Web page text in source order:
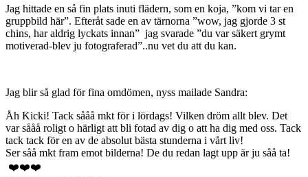
Jag hittade en så fin plats inuti flädern, som en koja, ”kom vi tar en
gruppbild här”. Efteråt sade en av tärnorna ”wow, jag gjorde 3 st
chins, har aldrig lyckats innan” jag svarade ”du var säkert grymt
motiverad-blev ju fotograferad”..nu vet du att du kan.
Jag blir så glad för fina omdömen, nyss mailade Sandra:
Åh Kicki! Tack sååå mkt för i lördags! Vilken dröm allt blev. Det
var sååå roligt o härligt att bli fotad av dig o att ha dig med oss. Tack
tack tack för en av de absolut bästa stunderna i vårt liv!
Ser såå mkt fram emot bilderna! De du redan lagt upp är ju såå ta!
❤️❤️❤️